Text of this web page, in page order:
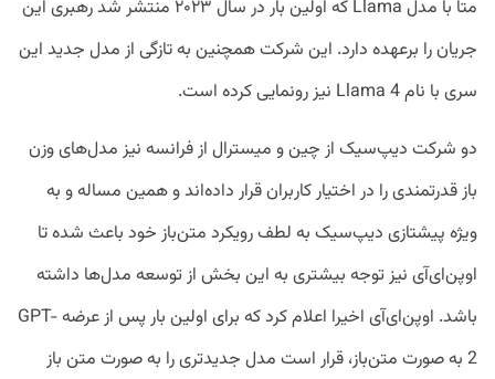
متا با مدل Llama که اولین بار در سال ۲۰۲۳ منتشر شد رهبری این
جریان را برعهده دارد. این شرکت همچنین به تازگی از مدل جدید این
سری با نام Llama 4 نیز رونمایی کرده است.
دو شرکت دیپ‌سیک از چین و میسترال از فرانسه نیز مدل‌های وزن
باز قدرتمندی را در اختیار کاربران قرار داده‌اند و همین مساله و به
ویژه پیشتازی دیپ‌سیک به لطف رویکرد متن‌باز خود باعث شده تا
اوپن‌ای‌آی نیز توجه بیشتری به این بخش از توسعه مدل‌ها داشته
باشد. اوپن‌ای‌آی اخیرا اعلام کرد که برای اولین بار پس از عرضه GPT-
2 به صورت متن‌باز، قرار است مدل جدید‌تری را به صورت متن باز